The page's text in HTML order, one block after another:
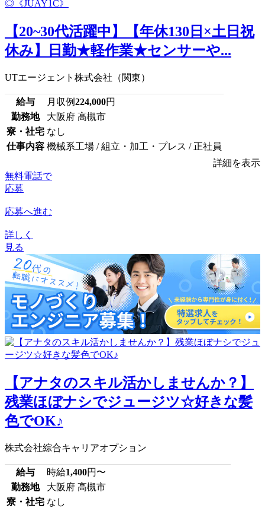
【20~30代活躍中】【年休130日×土日祝
休み】日勤★軽作業★センサーや...
UTエージェント株式会社（関東）
給与 月収例224,000円
勤務地
大阪府 高槻市
寮・社宅 なし
仕事内容 機械系工場 / 組立・加工・プレス / 正社員
詳細を表示
無料電話で
応募
応募へ進む
詳しく
見る
【アナタのスキル活かしませんか？】
残業ほぼナシでジュージツ☆好きな髪
色でOK♪
株式会社綜合キャリアオプション
給与 時給1,400円〜
勤務地
大阪府 高槻市
寮・社宅 なし